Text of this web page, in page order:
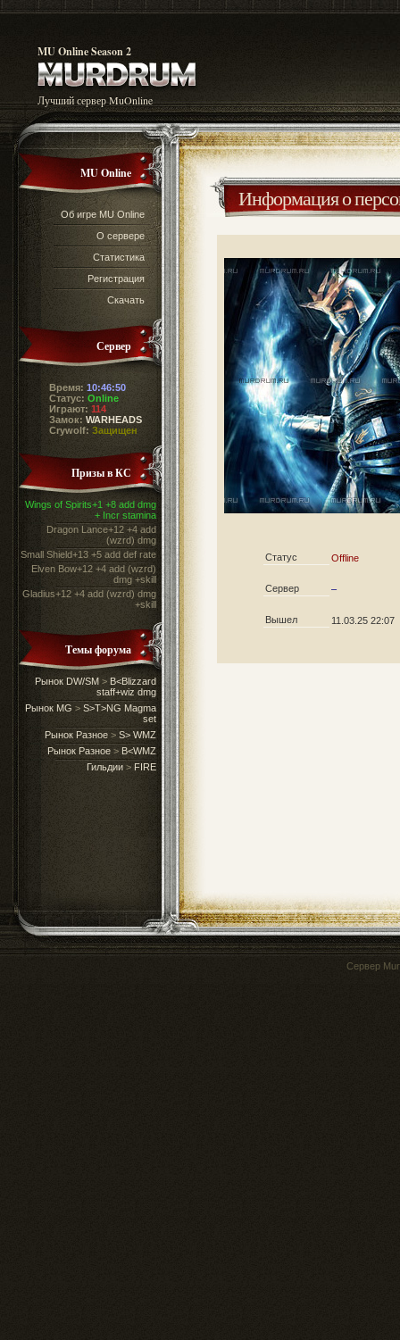
MU Online Season 2
Лучший сервер MuOnline
MU Online
Об игре MU Online
О сервере
Статистика
Регистрация
Скачать
Сервер
Время: 10:46:51
Статус: Online
Играют: 114
Замок: WARHEADS
Crywolf: Защищен
Призы в КС
Wings of Spirits+1 +8 add dmg
+ Incr stamina
Dragon Lance+12 +4 add
(wzrd) dmg
Small Shield+13 +5 add def rate
Elven Bow+12 +4 add (wzrd)
dmg +skill
Gladius+12 +4 add (wzrd) dmg
+skill
Темы форума
Рынок DW/SM > B<Blizzard
staff+wiz dmg
Рынок MG > S>T>NG Magma
set
Рынок Разное > S> WMZ
Рынок Разное > B<WMZ
Гильдии > FIRE
Информация о
Статус Offline
Сервер –
Вышел 11.03.25 22:07
Сервер